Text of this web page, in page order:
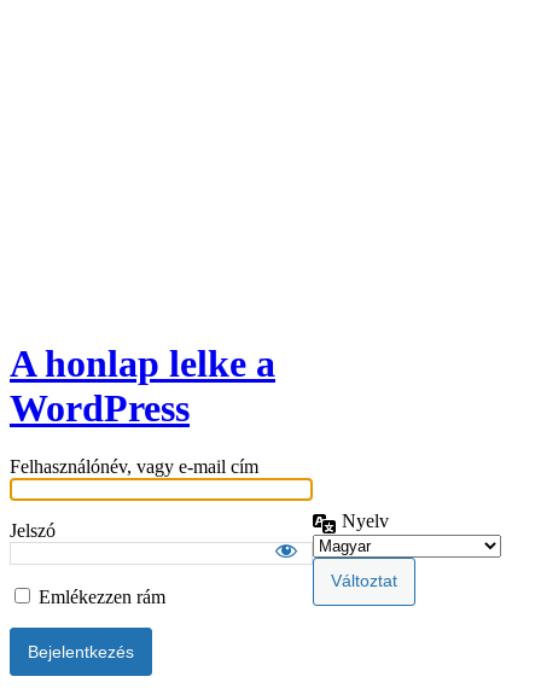
A honlap lelke a
WordPress
Felhasználónév, vagy e-mail cím
Jelszó
Emlékezzen rám
Nyelv